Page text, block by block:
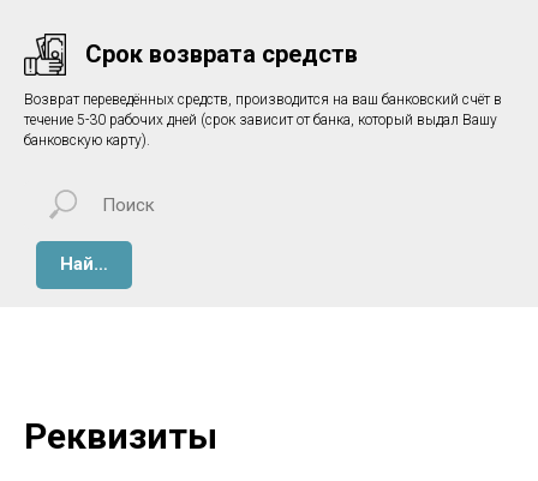
Найти
Срок возврата средств
Возврат переведённых средств, производится на ваш банковский счёт в
течение 5-30 рабочих дней (срок зависит от банка, который выдал Вашу
банковскую карту).
Реквизиты